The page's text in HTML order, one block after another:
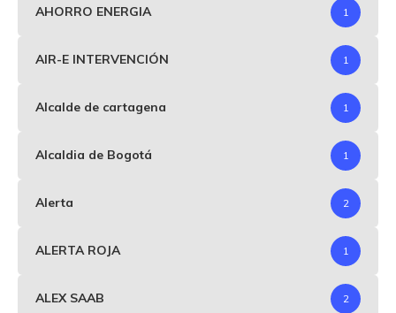
AHORRO ENERGIA 1
AIR-E INTERVENCIÓN 1
Alcalde de cartagena 1
Alcaldia de Bogotá 1
Alerta 2
ALERTA ROJA 1
ALEX SAAB 2